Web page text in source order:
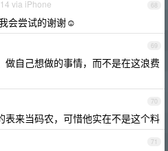
68
via iPhone
会尝试的谢谢☺️
69
做自己想做的事情，而不是在这浪费
70
表来当码农，可惜他实在不是这个料
71